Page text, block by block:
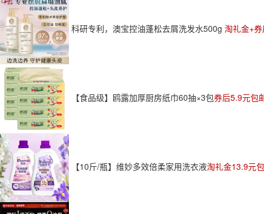
科研专利，澳宝控油蓬松去屑洗发水500g 淘礼金+
【食品级】鸥露加厚厨房纸巾60抽×3包券后5.9元包
【10斤/瓶】维妙多效倍柔家用洗衣液淘礼金13.9元